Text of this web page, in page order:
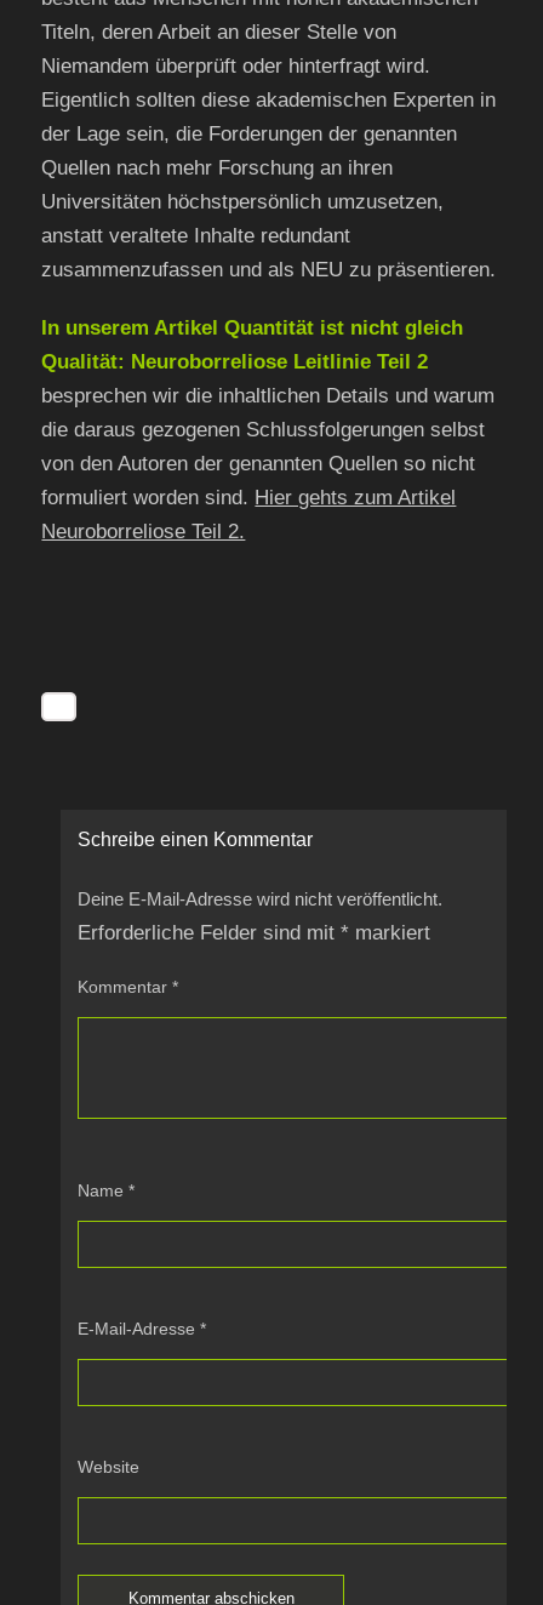
Titeln, deren Arbeit an dieser Stelle von
Niemandem überprüft oder hinterfragt wird.
Eigentlich sollten diese akademischen Experten in
der Lage sein, die Forderungen der genannten
Quellen nach mehr Forschung an ihren
Universitäten höchstpersönlich umzusetzen,
anstatt veraltete Inhalte redundant
zusammenzufassen und als NEU zu präsentieren.
In unserem Artikel Quantität ist nicht gleich
Qualität: Neuroborreliose Leitlinie Teil 2
besprechen wir die inhaltlichen Details und warum
die daraus gezogenen Schlussfolgerungen selbst
von den Autoren der genannten Quellen so nicht
formuliert worden sind. Hier gehts zum Artikel
Neuroborreliose Teil 2.
Schreibe einen Kommentar
Deine E-Mail-Adresse wird nicht veröffentlicht.
Erforderliche Felder sind mit* markiert
Kommentar*
Name*
E-Mail-Adresse*
Website